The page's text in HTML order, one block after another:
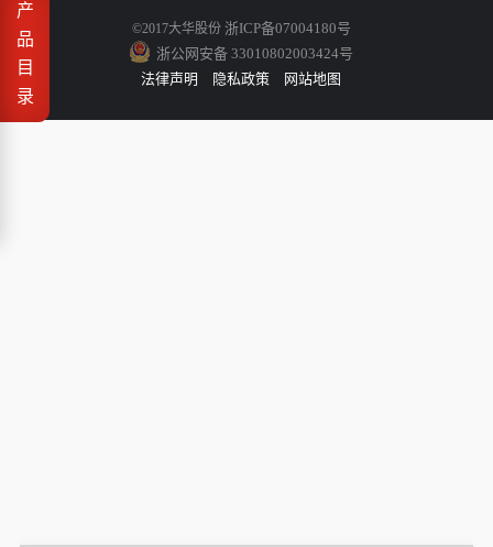
产
品
目
录
©2017大华股份 浙ICP备07004180号
浙公网安备 33010802003424号
法律声明
隐私政策 网站地图